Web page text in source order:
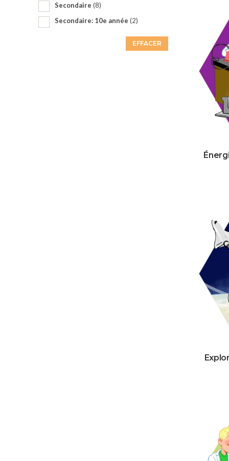
Secondaire (8)
Secondaire: 10e année (2)
EFFACER